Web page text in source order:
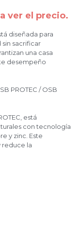
ver el precio.
diseñada para
sacrificar
una casa
desempeño
PROTEC / OSB
está
con tecnología
y zinc. Este
reduce la